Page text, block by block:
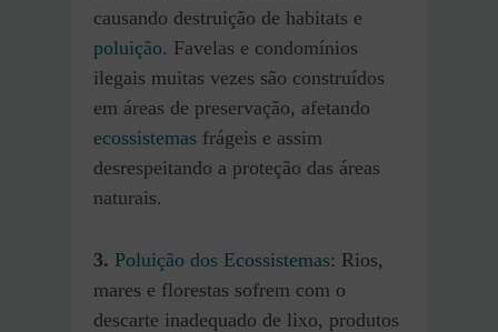
causando destruição de habitats e
poluição. Favelas e condomínios
ilegais muitas vezes são construídos
em áreas de preservação, afetando
ecossistemas frágeis e assim
desrespeitando a proteção das áreas
naturais.
3. Poluição dos Ecossistemas: Rios,
mares e florestas sofrem com o
descarte inadequado de lixo, produtos